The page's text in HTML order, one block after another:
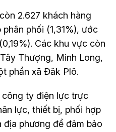
2.627 khách hàng
phối (1,31%), ước
Các khu vực còn
Thượng, Minh Long,
phần xã Đăk Plô.
ty điện lực trực
lực, thiết bị, phối hợp
phương để đảm bảo